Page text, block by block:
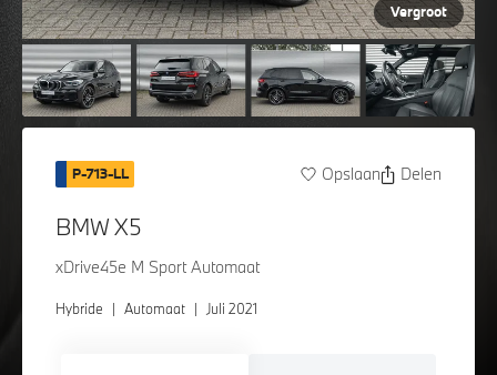
Vergroot
P-713-LL Opslaan Delen
BMW X5
xDrive45e M Sport Automaat
Hybride | Automaat | Juli 2021